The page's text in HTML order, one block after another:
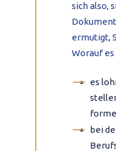
sich also,
ermutigt,
Worauf
es
bei